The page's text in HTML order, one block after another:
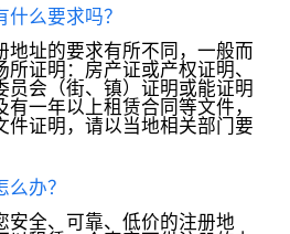
么要求吗？
地址的要求有所不同，一般而
证明：房产证或产权证明、
员会（街、镇）证明或能证明
一年以上租赁合同等文件，
件证明，请以当地相关部门要
办？
安全、可靠、低价的注册地